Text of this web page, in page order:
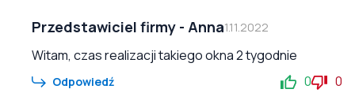
Przedstawiciel firmy - Anna1.11.2022
Witam, czas realizacji takiego okna 2 tygodnie
Odpowiedź 0 0